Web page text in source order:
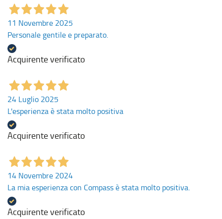
11 Novembre 2025
Personale gentile e preparato.
Acquirente verificato
24 Luglio 2025
L'esperienza è stata molto positiva
Acquirente verificato
14 Novembre 2024
La mia esperienza con Compass è stata molto positiva.
Acquirente verificato